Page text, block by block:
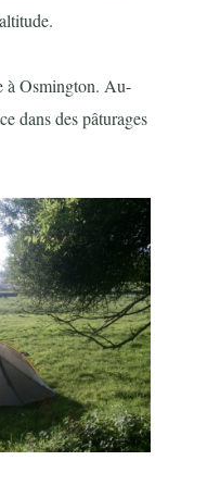
à Osmington. Au-
dans des pâturages